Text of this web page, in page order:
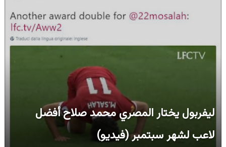
ليفربول يختار المصري محمد صلاح أفضل
لاعب لشهر سبتمبر (فيديو)